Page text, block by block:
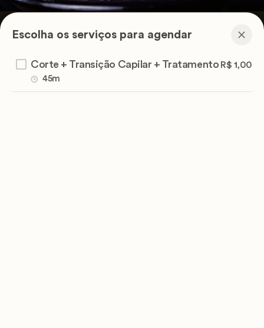
Escolha os serviços para agendar
Corte + Transição Capilar + Tratamento
45m
R$ 1,00